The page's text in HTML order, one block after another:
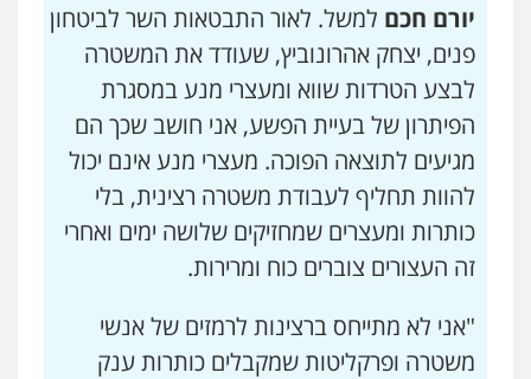
יורם חכם למשל. לאור התבטאות השר לביטחון
פנים, יצחק אהרונוביץ, שעודד את המשטרה
לבצע הטרדות שווא ומעצרי מנע במסגרת
הפיתרון של בעיית הפשע, אני חושב שכך הם
מגיעים לתוצאה הפוכה. מעצרי מנע אינם יכול
להוות תחליף לעבודת משטרה רצינית, בלי
כותרות ומעצרים שמחזיקים שלושה ימים ואחרי
זה העצורים צוברים כוח ומרירות.
"אני לא מתייחס ברצינות לרמזים של אנשי
משטרה ופרקליטות שמקבלים כותרות ענק